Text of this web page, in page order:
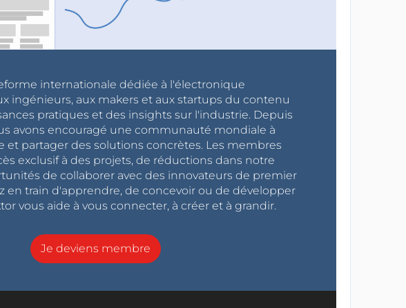
internationale dédiée à l'électronique
ingénieurs, aux makers et aux startups du contenu
pratiques et des insights sur l'industrie. Depuis
avons encouragé une communauté mondiale à
et partager des solutions concrètes. Les membres
exclusif à des projets, de réductions dans notre
de collaborer avec des innovateurs de premier
en train d'apprendre, de concevoir ou de développer
vous aide à vous connecter, à créer et à grandir.
Je deviens membre